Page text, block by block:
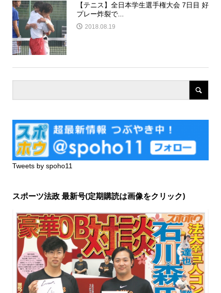
【テニス】全日本学生選手権大会 7日目 好
プレー炸裂で...
2018.08.19
Tweets by spoho11
スポーツ法政 最新号(定期購読は画像をクリック)